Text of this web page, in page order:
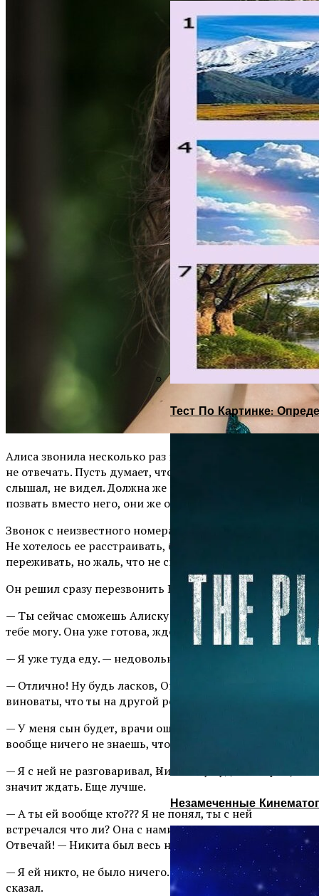
Тест По Картинке:
Незамеченные
Алиса звонила несколько раз подряд. Решил не брать,
не отвечать. Пусть думает, что угодно — занят, не
слышал, не видел. Должна же она будет Никиту своего
позвать вместо него, они же общаются!
Звонок с неизвестного номера оказался снова Алисой.
Не хотелось ее расстраивать, беременным нельзя
переживать, но жаль, что не сказал все, как есть.
Он решил сразу перезвонить Никите.
— Ты сейчас сможешь Алиску забрать? Такси заказать
тебе могу. Она уже готова, ждет.
— Я уже туда еду. — недовольный голос.
— Отлично! Ну будь ласков, Она и дочь твоя не
виноваты, что ты на другой решил жениться.
— У меня сын будет, врачи ошиблись. Мальчик. Ты
вообще ничего не знаешь, что ли?
— Я с ней не разговаривал, Никит. Ну будешь парня,
значит ждать. Еще лучше.
— А ты ей вообще кто??? Я не понял, ты с ней
встречался что ли? Она с нами двумя, как с оленями?
Отвечай! — Никита был весь на нервах.
— Я ей никто, не было ничего. Друг детства и все. Я же
сказал.